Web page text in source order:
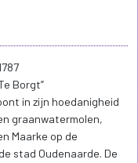
Borgt”
in zijn hoedanigheid
graanwatermolen,
Maarke op de
stad Oudenaarde. De